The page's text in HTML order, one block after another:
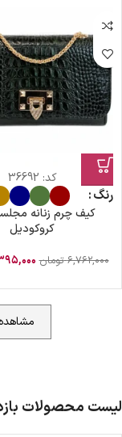
کد: 36692
رنگ
کیف چرم زنانه
کروکودیل
۶,۷۶۲,۰۰۰ تومان
لیست محصولات